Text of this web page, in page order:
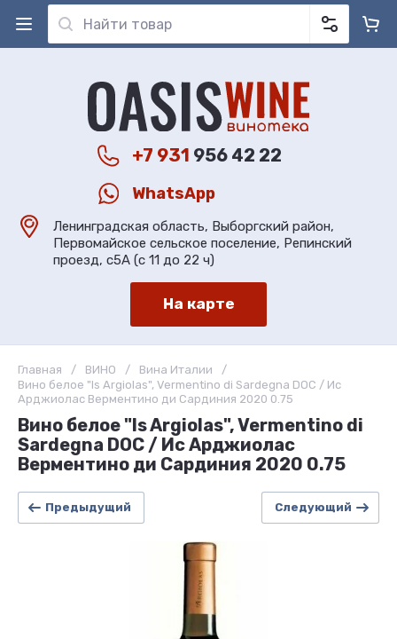
+7 931 956 42 22
WhatsApp
Ленинградская область, Выборгский район,
Первомайское сельское поселение, Репинский
проезд, с5А (с 11 до 22 ч)
На карте
Главная / ВИНО / Вина Италии
/
Вино белое "Is Argiolas", Vermentino di Sardegna DOC / Ис
Арджиолас Верментино ди Сардиния 2020 0.75
Вино белое "Is Argiolas", Vermentino di
Sardegna DOC / Ис Арджиолас
Верментино ди Сардиния 2020 0.75
Предыдущий Следующий